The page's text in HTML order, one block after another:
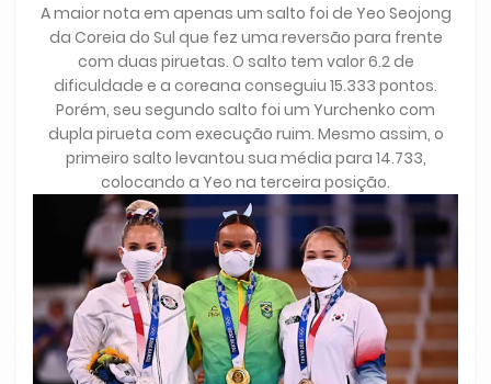
A maior nota em apenas um salto foi de Yeo Seojong
da Coreia do Sul que fez uma reversão para frente
com duas piruetas. O salto tem valor 6.2 de
dificuldade e a coreana conseguiu 15.333 pontos.
Porém, seu segundo salto foi um Yurchenko com
dupla pirueta com execução ruim. Mesmo assim, o
primeiro salto levantou sua média para 14.733,
colocando a Yeo na terceira posição.